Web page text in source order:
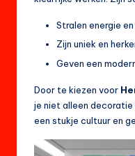
Stralen energie
Zijn uniek en
Geven een
Door te kiezen voor
je niet alleen
een stukje cultuur en